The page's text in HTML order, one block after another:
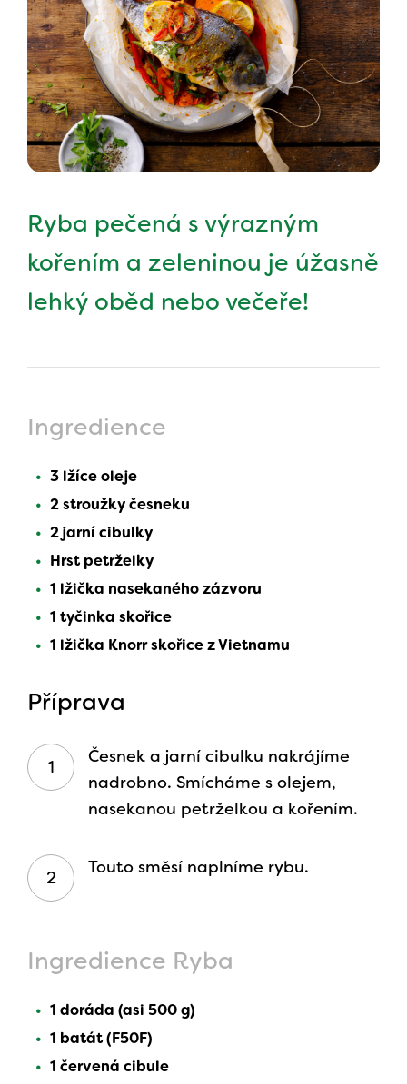
Ryba pečená s výrazným
kořením a zeleninou je úžasně
lehký oběd nebo večeře!
Ingredience
3 lžíce oleje
2 stroužky česneku
2 jarní cibulky
Hrst petrželky
1 lžička nasekaného zázvoru
1 tyčinka skořice
1 lžička Knorr skořice z Vietnamu
Příprava
Česnek a jarní cibulku nakrájíme
nadrobno. Smícháme s olejem,
nasekanou petrželkou a kořením.
Touto směsí naplníme rybu.
Ingredience Ryba
1 doráda (asi 500 g)
1 batát (F50F)
1 červená cibule